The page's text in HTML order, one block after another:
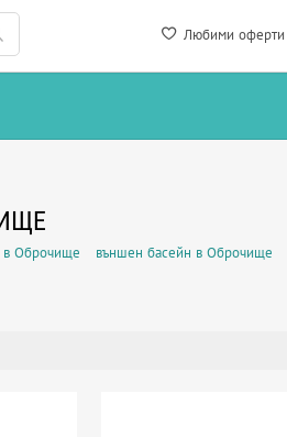
Любими оферти
Оброчище външен басейн в Оброчище